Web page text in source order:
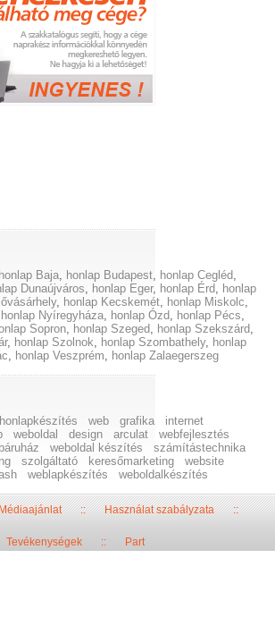
honlap Baja, honlap Budapest, honlap Cegléd,
Dunaújváros, honlap Eger, honlap Érd, honlap
, honlap Kecskemét, honlap Miskolc,
honlap Nyíregyháza, honlap Ózd, honlap Pécs,
Sopron, honlap Szeged, honlap Szekszárd,
, honlap Szolnok, honlap Szombathely, honlap
, honlap Veszprém, honlap Zalaegerszeg
honlapkészítés web grafika
internet
weboldal design arculat
webfejlesztés
weboldal készítés
számítástechnika
szolgáltató keresőmarketing
website
weblapkészítés weboldalkészítés
::Használat szabályzata::
Tevékenységek:: Part